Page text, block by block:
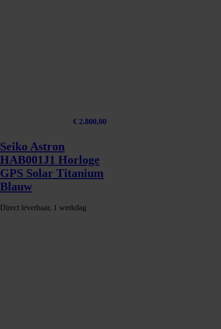
€ 2.800,00
Seiko Astron
HAB001J1 Horloge
GPS Solar Titanium
Blauw
Direct leverbaar, 1 werkdag